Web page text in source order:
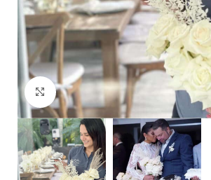
Clic para ampliar